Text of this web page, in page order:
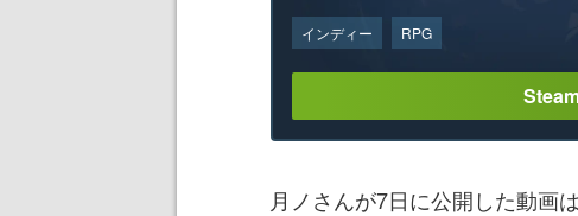
インディー RPG
月ノさんが7日に公開した動画